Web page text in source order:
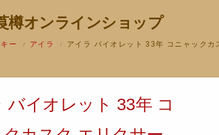
樽オンラインショップ
ー / アイラ / アイラ バイオレット 33年 コニャック
バイオレット 33年 コ